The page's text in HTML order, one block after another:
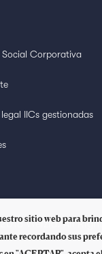
Social Corporativa
IICs gestionadas
Welzia. All
sitio web para
recordando sus